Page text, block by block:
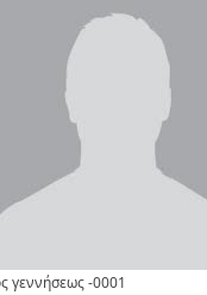
γεννήσεως-0001